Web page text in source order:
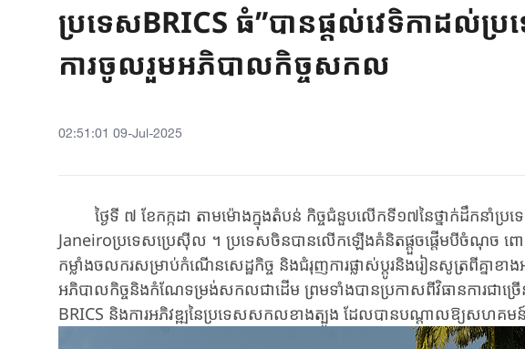
ប្រទេសBRICS ធំ”បានផ្តល់វេទិកាដល់ប្
ការចូលរួមអភិបាលកិច្ចសកល
02:51:01 09-Jul-2025
ថ្ងៃទី ៧ ខែកក្កដា តាមម៉ោងក្នុងតំបន់ កិច្ចជំនួបលើកទី១៧នៃថ្នាក់ដឹកនាំប្រ
Janeiroប្រទេសប្រេស៊ីល ។ ប្រទេសចិនបានលើកឡើងគំនិតផ្តួចផ្តើមបីចំណុច ព
កម្លាំងចលករសម្រាប់កំណើនសេដ្ឋកិច្ច និងជំរុញការផ្លាស់ប្តូរនិងរៀនសូត្រពីគ្នាខ
អភិបាលកិច្ចនិងកំណែទម្រង់សកលជាដើម ព្រមទាំងបានប្រកាសពីវិធានការជាច្រើ
BRICS និងការអភិវឌ្ឍនៃប្រទេសសកលខាងត្បូង ដែលបានបណ្តាលឱ្យសហគមន៍អ